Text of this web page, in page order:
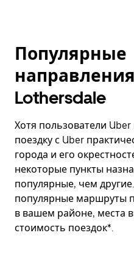
Популярные
Lothersdale
Хотя пользователи Uber
поездку с Uber
города и его
некоторые пункты
популярные, чем
популярные маршруты
в вашем районе, места
стоимость поездок*.